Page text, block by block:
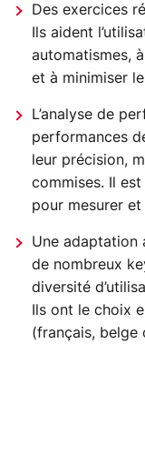
Des exercices
Ils aident
automatismes,
et à minimiser
L’analyse de
performances
leur précision,
commises. Il
pour mesurer
Une adaptation
de nombreux
diversité
Ils ont le choix
(français, belge